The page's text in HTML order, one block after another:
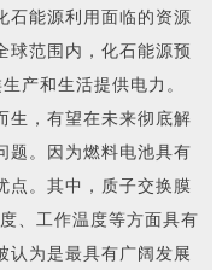
石能源利用面临的资源
球范围内，化石能源预
产和生活提供电力。
生，有望在未来彻底解
题。因为燃料电池具有
点。其中，质子交换膜
、工作温度等方面具有
认为是最具有广阔发展